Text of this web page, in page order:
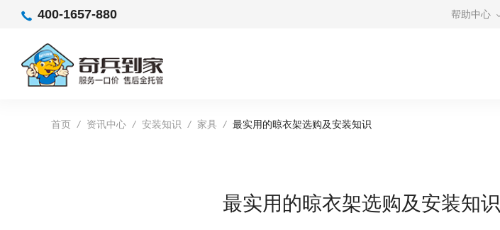
400-1657-880 帮助中心
首页 / 资讯中心 / 安装知识 / 家具 / 最实用的晾衣架选购及安装知识
最实用的晾衣架选购及安装知识